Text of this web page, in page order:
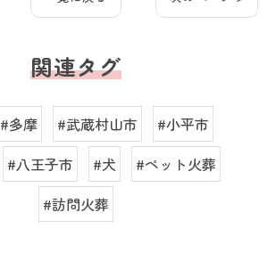
関連タグ
#多摩 #武蔵村山市
#小平市
#八王子市 #犬
#ペット火葬
#訪問火葬